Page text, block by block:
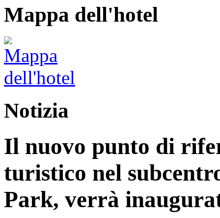
Mappa dell'hotel
Notizia
Il nuovo punto di
turistico nel
Park, verrà